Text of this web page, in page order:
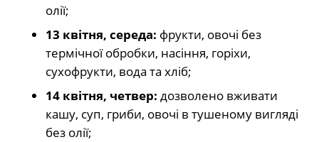
олії;
13 квітня, середа: фрукти, овочі без
термічної обробки, насіння, горіхи,
сухофрукти, вода та хліб;
14 квітня, четвер: дозволено вживати
кашу, суп, гриби, овочі в тушеному вигляді
без олії;